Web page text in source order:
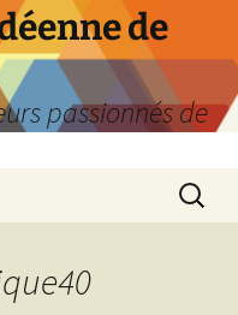
de
passionnés de